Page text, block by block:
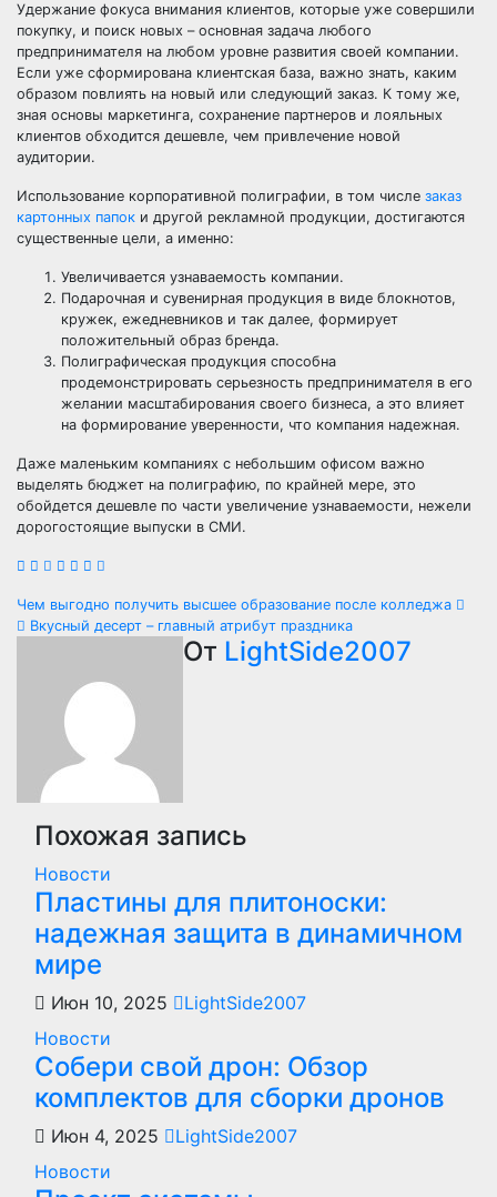
Удержание фокуса внимания клиентов, которые уже совершили
покупку, и поиск новых – основная задача любого
предпринимателя на любом уровне развития своей компании.
Если уже сформирована клиентская база, важно знать, каким
образом повлиять на новый или следующий заказ. К тому же,
зная основы маркетинга, сохранение партнеров и лояльных
клиентов обходится дешевле, чем привлечение новой
аудитории.
Использование корпоративной полиграфии, в том числе заказ
картонных папок и другой рекламной продукции, достигаются
существенные цели, а именно:
Увеличивается узнаваемость компании.
Подарочная и сувенирная продукция в виде блокнотов,
кружек, ежедневников и так далее, формирует
положительный образ бренда.
Полиграфическая продукция способна
продемонстрировать серьезность предпринимателя в его
желании масштабирования своего бизнеса, а это влияет
на формирование уверенности, что компания надежная.
Даже маленьким компаниях с небольшим офисом важно
выделять бюджет на полиграфию, по крайней мере, это
обойдется дешевле по части увеличение узнаваемости, нежели
дорогостоящие выпуски в СМИ.
Навигация
записям
Чем выгодно получить высшее образование после колледжа
Вкусный десерт – главный атрибут праздника
От LightSide2007
Похожая запись
Новости
Пластины для плитоноски:
надежная защита в динамичном
мире
Июн 10, 2025
LightSide2007
Новости
Собери свой дрон: Обзор
комплектов для сборки дронов
Июн 4, 2025
LightSide2007
Новости